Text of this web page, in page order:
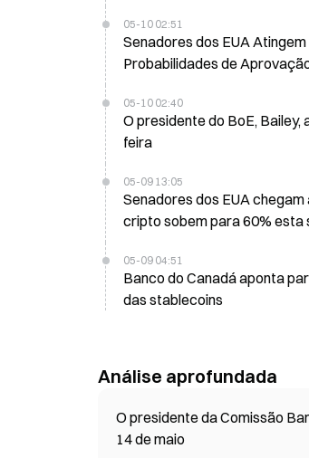
05-10 02:51
Senadores dos EUA
Probabilidades de
05-10 02:40
O presidente do BoE,
feira
05-09 13:05
Senadores dos EUA
cripto sobem para 60% esta
05-09 04:51
Banco do Canadá aponta
das stablecoins
Análise aprofundada
O presidente da Comissão
14 de maio